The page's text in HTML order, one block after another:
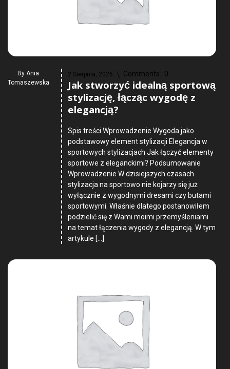
By Ania
Tomaszewska
2 Sierpnia, 2026 Comments : 0
Jak stworzyć idealną sportową
stylizację, łącząc wygodę z
elegancją?
Spis treści Wprowadzenie Wygoda jako
podstawowy element stylizacji Elegancja w
sportowych stylizacjach Jak łączyć elementy
sportowe z eleganckimi? Podsumowanie
Wprowadzenie W dzisiejszych czasach
stylizacja na sportowo nie kojarzy się już
wyłącznie z wygodnymi dresami czy butami
sportowymi. Właśnie dlatego postanowiłem
podzielić się z Wami moimi przemyśleniami
na temat łączenia wygody z elegancją. W tym
artykule […]